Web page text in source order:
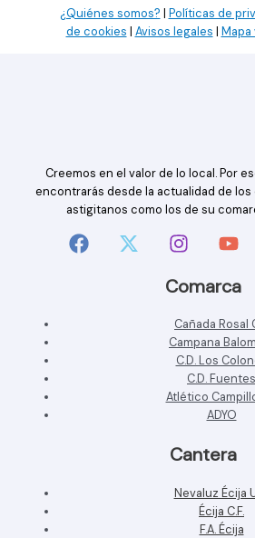
¿Quiénes somos? | Políticas de
de cookies | Avisos legales | Mapa
Creemos en el valor de lo local. Por
encontrarás desde la actualidad de los
astigitanos como los de su
Comarca
Cañada Rosal
Campana
C.D. Los
C.D. Fuentes
Atlético
ADYO
Cantera
Nevaluz Écija
Écija C.F.
F.A. Écija